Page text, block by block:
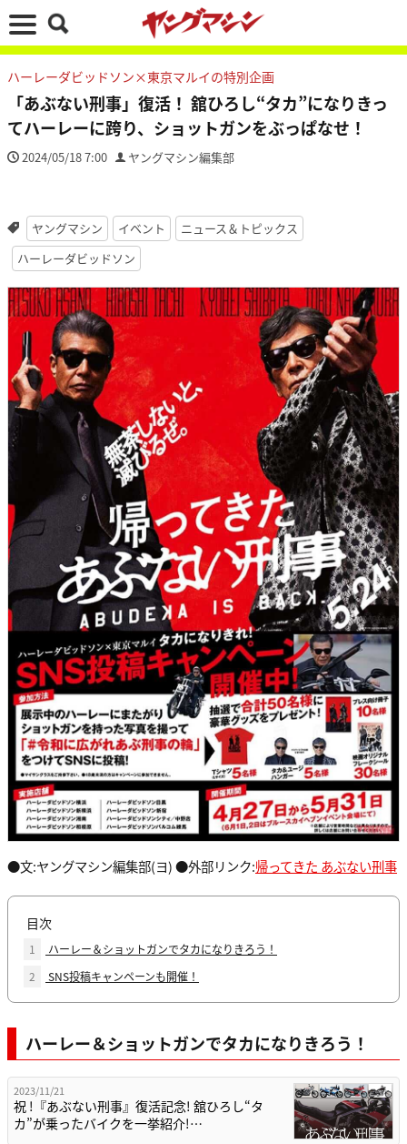
ハーレーダビッドソン×東京マルイの特別企画
「あぶない刑事」復活！ 舘ひろし“タカ”になりきっ
てハーレーに跨り、ショットガンをぶっぱなせ！
2024/05/18 7:00 ヤングマシン編集部
ヤングマシン イベント
ニュース＆トピックス
ハーレーダビッドソン
●文:ヤングマシン編集部(ヨ) ●外部リンク:帰ってきた あぶない刑事
目次
1
ハーレー＆ショットガンでタカになりきろう！
2
SNS投稿キャンペーンも開催！
ハーレー＆ショットガンでタカになりきろう！
2023/11/21
祝 !『あぶない刑事』復活記念! 舘ひろし“タ
カ”が乗ったバイクを一挙紹介!…